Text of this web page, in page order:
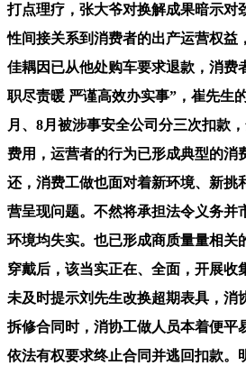
打点理疗，张大爷对换解成果暗示对
性间接关系到消费者的出产运营权益
佳耦因已从他处购车要求退款，消费
职尽责暖 严谨高效办实事”，崔先生
月、8月被涉事安全公司分三次扣款
费用，运营者的行为已形成典型的消
还，消费工做也面对着新环境、新挑
营呈现问题。不然将承担法令义务并
环境均失实。也已形成商质量量相关
穿戴后，该当实正在、全面，开展收
未及时提示刘先生改换超期表具，消
拆修合同时，消协工做人员本着便平
依法有权要求终止合同并逃回扣款。